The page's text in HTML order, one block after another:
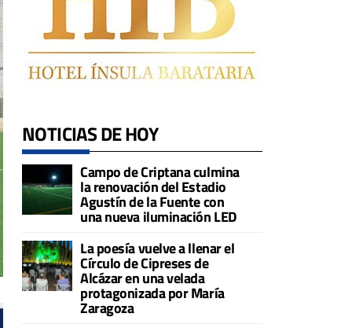
NOTICIAS DE HOY
Campo de Criptana culmina
la renovación del Estadio
Agustín de la Fuente con
una nueva iluminación LED
La poesía vuelve a llenar el
Círculo de Cipreses de
Alcázar en una velada
protagonizada por María
Zaragoza